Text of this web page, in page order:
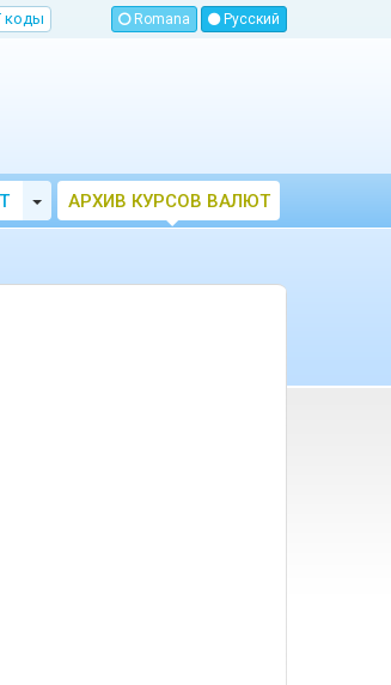
коды Romana Русский
Toggle Dropdown
АРХИВ КУРСОВ ВАЛЮТ
НБМ